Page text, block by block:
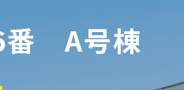
番 A号棟